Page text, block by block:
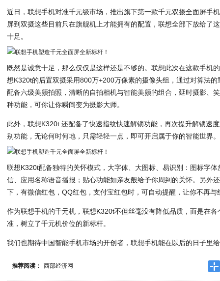
近日，联想手机对准千元级市场，推出旗下第一款千元双摄全面屏手
屏到双摄这些目前只在旗舰机上才能拥有的配置，联想全部下放给了
十足。
既然是诚意十足，那么仅仅是这样还是不够的。联想此次在这款手机
想K320t的后置双摄采用800万+200万像素的摄像头组，通过对算法
配备六级美颜拍照，清晰的自拍相机与智能美颜的组合，延时摄影、
种功能，可你让你瞬间变为摄影大师。
此外，联想K320t 还配备了快速指纹快速解锁功能，再次提升解锁速
别功能，无论何时何地，只需轻轻一点，即可开启属于你的智能世界。
联想K320t配备独特的关怀模式，大字体、大图标、易识别：图标字
信、应用名称语音播报；贴心功能如亲友般给予你周到的关怀。另外
下，有微信红包，QQ红包，支付宝红包时，可自动提醒，让你不再与
作为联想手机的千元机，联想K320t不但丝毫没有降低品质，而是在
准，树立了千元机价位的新标杆。
我们也期待中国智能手机市场的开创者，联想手机能在以后的日子里
推荐阅读： 西部经济网